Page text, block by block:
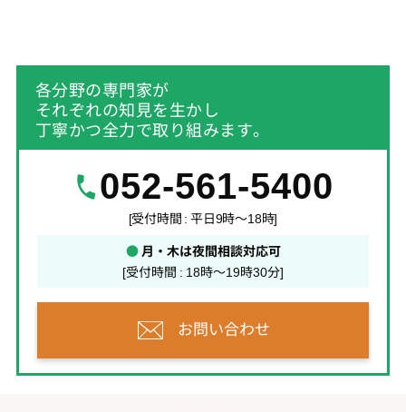
各分野の専門家が
それぞれの知見を生かし
丁寧かつ全力で取り組みます。
052-561-5400
[受付時間 : 平日9時～18時]
●月・木は夜間相談対応可
[受付時間 : 18時～19時30分]
お問い合わせ